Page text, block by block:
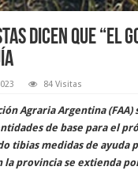
dicen que “el
84 Visitas
Agraria Argentina
de base para el
tibias medidas de ayuda
la provincia se extienda